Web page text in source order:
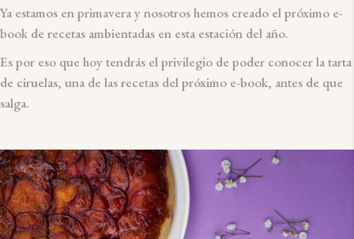
Ya estamos en primavera y nosotros hemos creado el próximo e-
book de recetas ambientadas en esta estación del año.
Es por eso que hoy tendrás el privilegio de poder conocer la tarta
de ciruelas, una de las recetas del próximo e-book, antes de que
salga.